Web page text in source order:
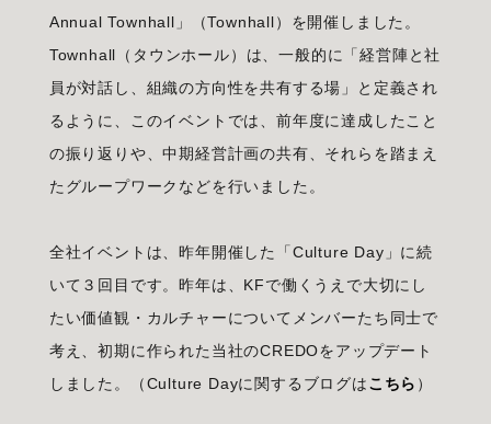
Annual Townhall」（Townhall）を開催しました。
Townhall（タウンホール）は、一般的に「経営陣と社
員が対話し、組織の方向性を共有する場」と定義され
るように、このイベントでは、前年度に達成したこと
の振り返りや、中期経営計画の共有、それらを踏まえ
たグループワークなどを行いました。
全社イベントは、昨年開催した「Culture Day」に続
いて３回目です。昨年は、KFで働くうえで大切にし
たい価値観・カルチャーについてメンバーたち同士で
考え、初期に作られた当社のCREDOをアップデート
しました。（Culture Dayに関するブログはこちら ）